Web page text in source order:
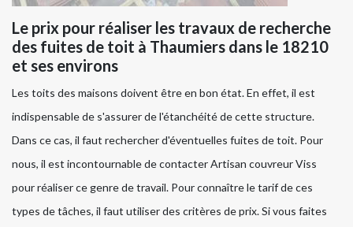
Le prix pour réaliser les travaux de recherche
des fuites de toit à Thaumiers dans le 18210
et ses environs
Les toits des maisons doivent être en bon état. En effet, il est
indispensable de s'assurer de l'étanchéité de cette structure.
Dans ce cas, il faut rechercher d'éventuelles fuites de toit. Pour
nous, il est incontournable de contacter Artisan couvreur Viss
pour réaliser ce genre de travail. Pour connaître le tarif de ces
types de tâches, il faut utiliser des critères de prix. Si vous faites